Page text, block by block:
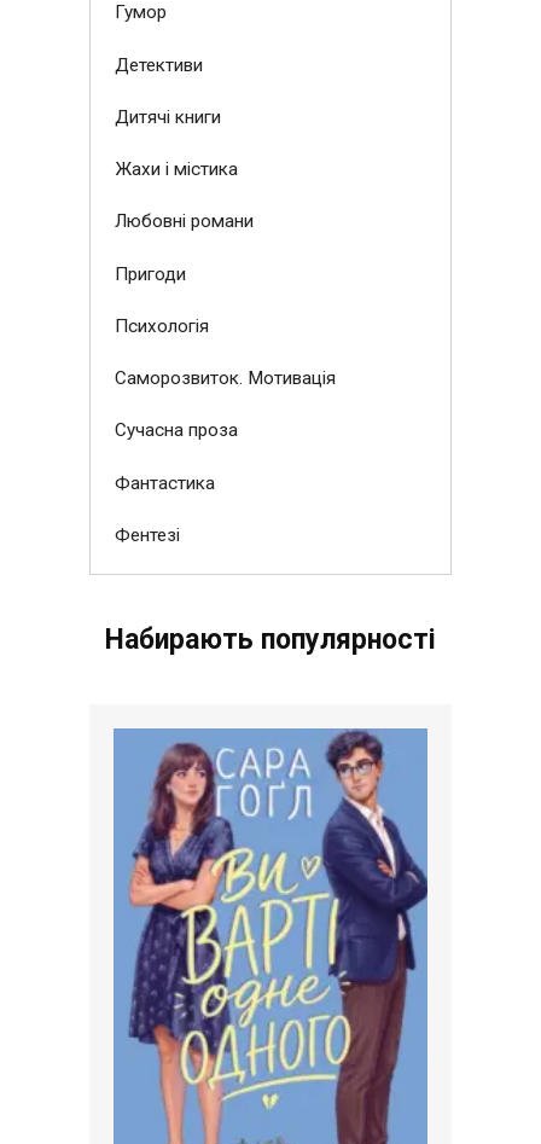
Гумор
Детективи
Дитячі книги
Жахи і містика
Любовні романи
Пригоди
Психологія
Саморозвиток. Мотивація
Сучасна проза
Фантастика
Фентезі
Набирають популярності